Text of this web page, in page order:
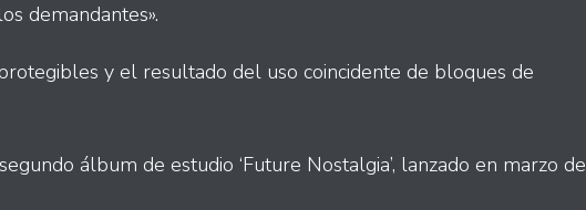
demandantes».
y el resultado del uso coincidente de bloques de
álbum de estudio ‘Future Nostalgia’, lanzado en marzo de